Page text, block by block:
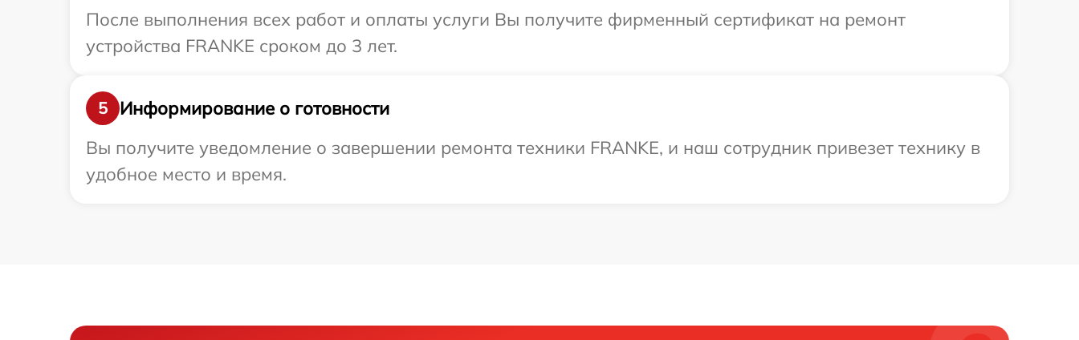
После выполнения всех работ и оплаты услуги Вы получите фирменный сертификат на ремонт
устройства FRANKE сроком до 3 лет.
5
Информирование о готовности
Вы получите уведомление о завершении ремонта техники FRANKE, и наш сотрудник привезет технику в
удобное место и время.